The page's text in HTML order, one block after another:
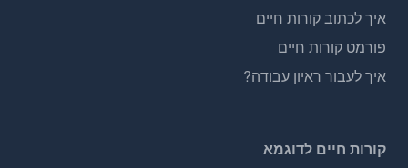
איך לכתוב קורות חיים
פורמט קורות חיים
איך לעבור ראיון עבודה?
קורות חיים לדוגמא